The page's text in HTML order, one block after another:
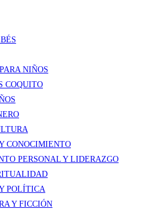
NIÑOS
COQUITO
CONOCIMIENTO
PERSONAL Y LIDERAZGO
POLÍTICA
Y FICCIÓN